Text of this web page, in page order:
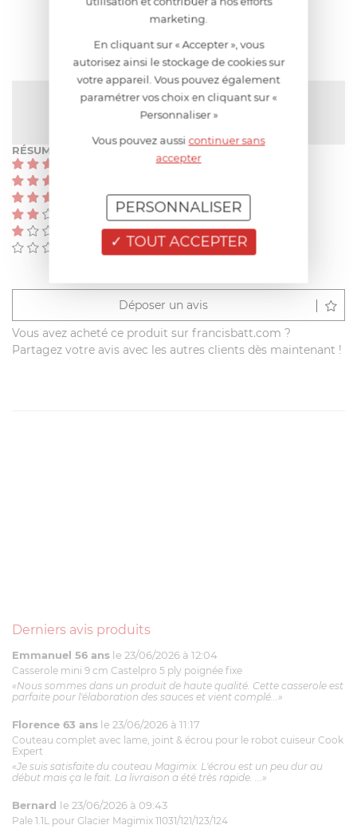
AVIS CLIENT
NOTE MOYENNE
Pas encore de note
RÉSUMÉ
(0)
Déposer un avis
Vous avez acheté ce produit sur francisbatt.com ?
Partagez votre avis avec les autres clients dès maintenant !
Derniers avis produits
Emmanuel 56 ans le 23/06/2026 à 12:04
Casserole mini 9 cm Castelpro 5 ply poignée fixe
«Nous sommes dans un produit de haute qualité. Cette casserole est
parfaite pour l'élaboration des sauces et vient complé...»
Florence 63 ans le 23/06/2026 à 11:17
Couteau complet avec lame, joint & écrou pour le robot cuiseur Cook
Expert
«Je suis satisfaite du couteau Magimix. L'écrou est un peu dur au
début mais ça le fait. La livraison a été très rapide. ...»
Bernard le 23/06/2026 à 09:43
Pale 1.1L pour Glacier Magimix 11031/121/123/124
marketing.
En cliquant sur « Accepter », vous
autorisez ainsi le stockage de cookies sur
votre appareil. Vous pouvez également
paramétrer vos choix en cliquant sur «
Personnaliser »
Vous pouvez aussicontinuer sans
accepter
TOUT ACCEPTER
PERSONNALISER